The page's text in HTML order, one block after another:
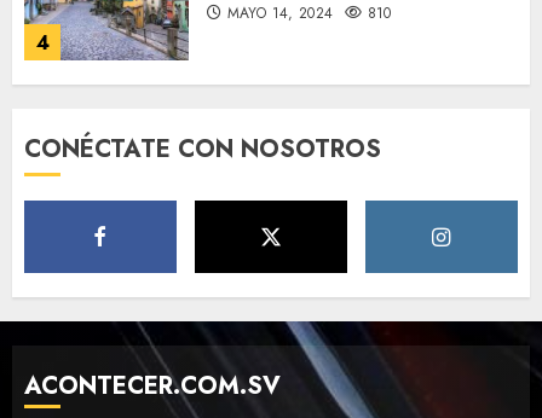
4
MAYO 14, 2024 810
Classic Cars in a Retro
The full story of
Thailand’s extraordinary
cave rescue
MAYO 14, 2024 1002
CONÉCTATE CON NOSOTROS
ACONTECER.COM.SV